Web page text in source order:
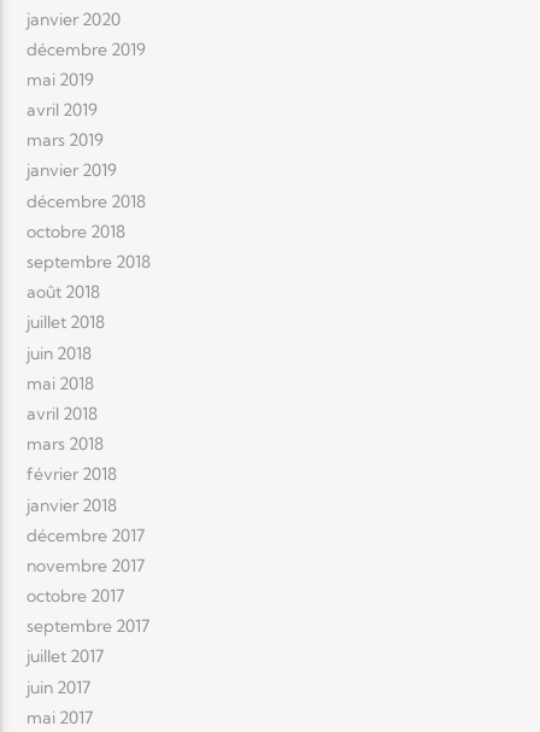
janvier 2020
décembre 2019
mai 2019
avril 2019
mars 2019
janvier 2019
décembre 2018
octobre 2018
septembre 2018
août 2018
juillet 2018
juin 2018
mai 2018
avril 2018
mars 2018
février 2018
janvier 2018
décembre 2017
novembre 2017
octobre 2017
septembre 2017
juillet 2017
juin 2017
mai 2017